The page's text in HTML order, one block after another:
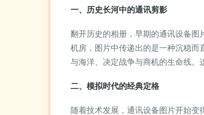
一、历史长河中的通讯剪影
翻开历史的相册，早期的通讯设备图
机房，图片中传递出的是一种沉稳而
与海洋、决定战争与商机的生命线。
二、模拟时代的经典定格
随着技术发展，通讯设备图片开始